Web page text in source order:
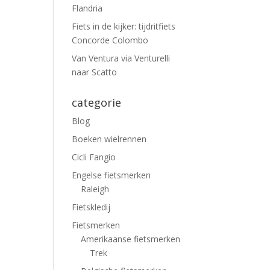
Flandria
Fiets in de kijker: tijdritfiets
Concorde Colombo
Van Ventura via Venturelli
naar Scatto
categorie
Blog
Boeken wielrennen
Cicli Fangio
Engelse fietsmerken
Raleigh
Fietskledij
Fietsmerken
Amerikaanse fietsmerken
Trek